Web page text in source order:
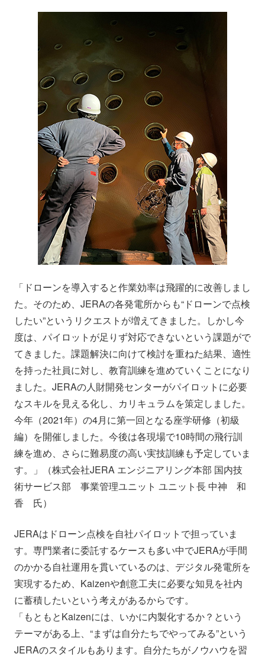
「ドローンを導入すると作業効率は飛躍的に改善しまし
た。そのため、JERAの各発電所からも“ドローンで点検
したい”というリクエストが増えてきました。しかし今
度は、パイロットが足りず対応できないという課題がで
てきました。課題解決に向けて検討を重ねた結果、適性
を持った社員に対し、教育訓練を進めていくことになり
ました。JERAの人財開発センターがパイロットに必要
なスキルを見える化し、カリキュラムを策定しました。
今年（2021年）の4月に第一回となる座学研修（初級
編）を開催しました。今後は各現場で10時間の飛行訓
練を進め、さらに難易度の高い実技訓練も予定していま
す。」（株式会社JERA エンジニアリング本部 国内技
術サービス部 事業管理ユニット ユニット長 中神 和
香 氏）
JERAはドローン点検を自社パイロットで担っていま
す。専門業者に委託するケースも多い中でJERAが手間
のかかる自社運用を貫いているのは、デジタル発電所を
実現するため、Kaizenや創意工夫に必要な知見を社内
に蓄積したいという考えがあるからです。
「もともとKaizenには、いかに内製化するか？という
テーマがある上、“まずは自分たちでやってみる”という
JERAのスタイルもあります。自分たちがノウハウを習